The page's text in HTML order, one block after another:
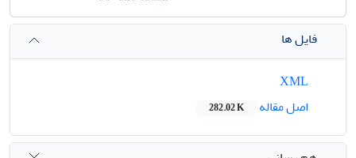
فایل ها
اصل مقاله
282.02 K